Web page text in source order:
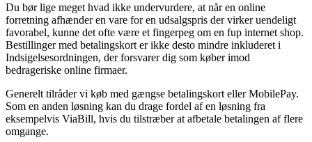
Du bør lige meget hvad ikke undervurdere, at når en online
forretning afhænder en vare for en udsalgspris der virker uendeligt
favorabel, kunne det ofte være et fingerpeg om en fup internet shop.
Bestillinger med betalingskort er ikke desto mindre inkluderet i
Indsigelsesordningen, der forsvarer dig som køber imod
bedrageriske online firmaer.
Generelt tilråder vi køb med gængse betalingskort eller MobilePay.
Som en anden løsning kan du drage fordel af en løsning fra
eksempelvis ViaBill, hvis du tilstræber at afbetale betalingen af flere
omgange.